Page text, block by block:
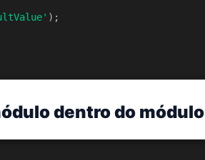
);
dentro do módulo